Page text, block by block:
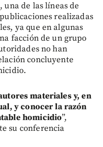
de las líneas de
realizadas
ya que en algunas
facción de un grupo
no han
concluyente
materiales y, en
y conocer la razón
homicidio”,
su conferencia